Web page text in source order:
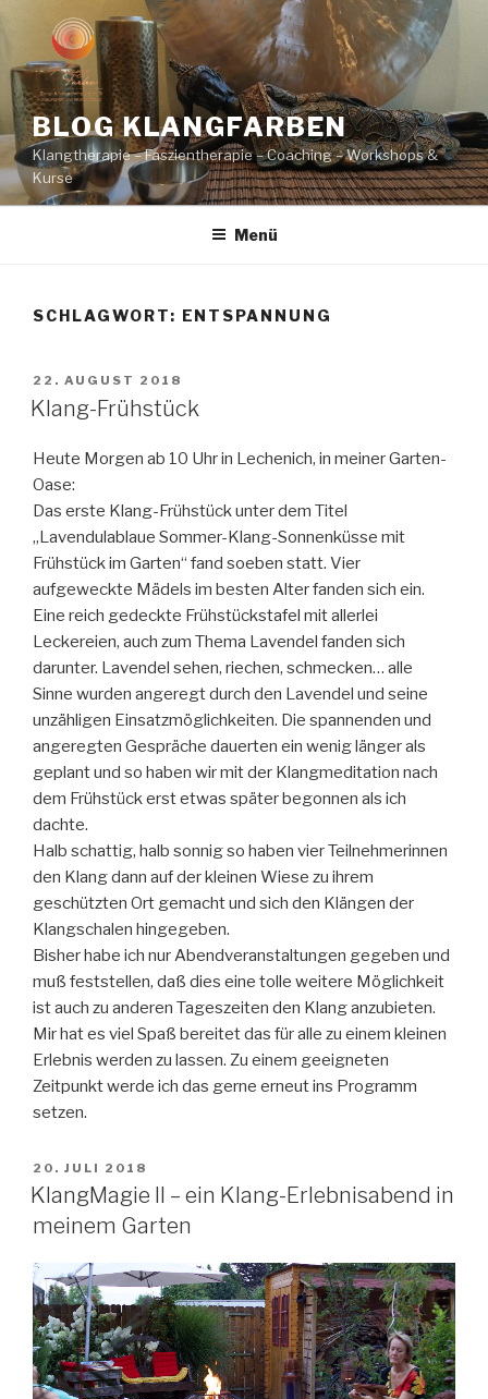
Zum
springen
BLOG KLANGFARBEN
Klangtherapie – Faszientherapie – Coaching – Workshops &
Kurse
Menü
SCHLAGWORT: ENTSPANNUNG
VERÖFFENTLICHT
AM
22. AUGUST 2018
Klang-Frühstück
Heute Morgen ab 10 Uhr in Lechenich, in meiner Garten-
Oase:
Das erste Klang-Frühstück unter dem Titel
„Lavendulablaue Sommer-Klang-Sonnenküsse mit
Frühstück im Garten“ fand soeben statt. Vier
aufgeweckte Mädels im besten Alter fanden sich ein.
Eine reich gedeckte Frühstückstafel mit allerlei
Leckereien, auch zum Thema Lavendel fanden sich
darunter. Lavendel sehen, riechen, schmecken… alle
Sinne wurden angeregt durch den Lavendel und seine
unzähligen Einsatzmöglichkeiten. Die spannenden und
angeregten Gespräche dauerten ein wenig länger als
geplant und so haben wir mit der Klangmeditation nach
dem Frühstück erst etwas später begonnen als ich
dachte.
Halb schattig, halb sonnig so haben vier Teilnehmerinnen
den Klang dann auf der kleinen Wiese zu ihrem
geschützten Ort gemacht und sich den Klängen der
Klangschalen hingegeben.
Bisher habe ich nur Abendveranstaltungen gegeben und
muß feststellen, daß dies eine tolle weitere Möglichkeit
ist auch zu anderen Tageszeiten den Klang anzubieten.
Mir hat es viel Spaß bereitet das für alle zu einem kleinen
Erlebnis werden zu lassen. Zu einem geeigneten
Zeitpunkt werde ich das gerne erneut ins Programm
setzen.
VERÖFFENTLICHT
AM
20. JULI 2018
KlangMagie II – ein Klang-Erlebnisabend in
meinem Garten